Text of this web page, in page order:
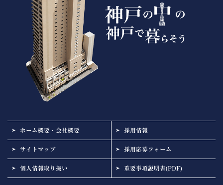
ホーム概要・会社概要 採用情報
サイトマップ 採用応募フォーム
個人情報取り扱い 重要事項説明書(PDF)